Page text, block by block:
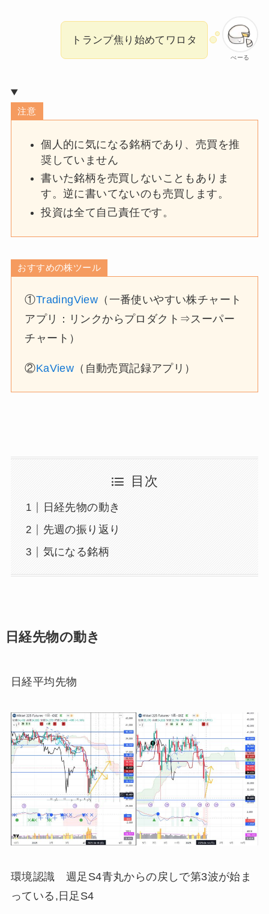
べーる
トランプ焦り始めてワロタ
注意
個人的に気になる銘柄であり、売買を推
奨していません
書いた銘柄を売買しないこともありま
す。逆に書いてないのも売買します。
投資は全て自己責任です。
おすすめの株ツール
①TradingView （一番使いやすい株チャート
アプリ：リンクからプロダクト⇒スーパー
チャート）
②KaView （自動売買記録アプリ）
目次
日経先物の動き
先週の振り返り
気になる銘柄
日経先物の動き
日経平均先物
環境認識 週足S4青丸からの戻しで第3波が始ま
っている,日足S4